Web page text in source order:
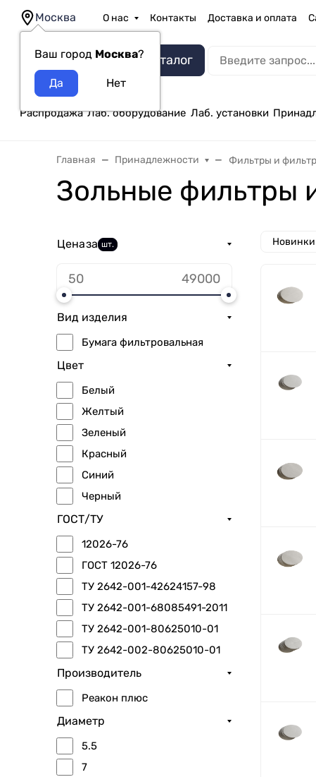
Москва
Ваш город Москва?
О нас Контакты Доставка и оплата
Каталог
Распродажа Лаб. оборудование Лаб. установки
Главная Принадлежности Фильтры и
Зольные фильтры
Ценаза шт.
Вид изделия
Бумага фильтровальная
Цвет
Белый
Желтый
Зеленый
Красный
Синий
Черный
ГОСТ/ТУ
12026-76
ГОСТ 12026-76
ТУ 2642-001-42624157-98
ТУ 2642-001-68085491-2011
ТУ 2642-001-80625010-01
ТУ 2642-002-80625010-01
Производитель
Реакон плюс
Диаметр
5.5
7
Новинки